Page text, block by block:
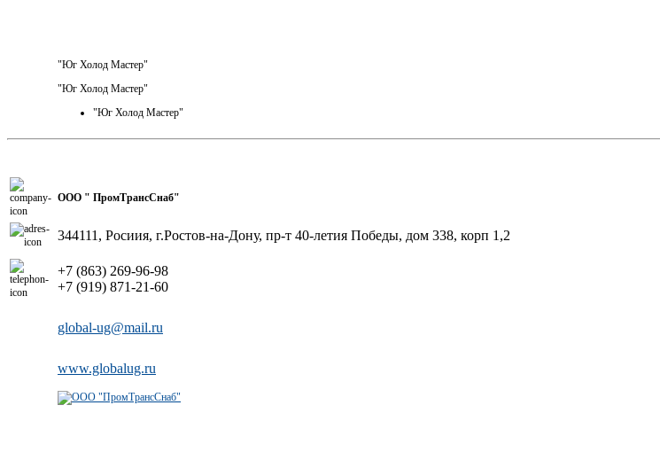
"Юг Холод Мастер"
"Юг Холод Мастер"
"Юг Холод Мастер"
ООО " ПромТрансСнаб"
344111, Росиия, г.Ростов-на-Дону, пр-т 40-летия Победы, дом 338, корп 1,2
+7 (863) 269-96-98
+7 (919) 871-21-60
global-ug@mail.ru
www.globalug.ru